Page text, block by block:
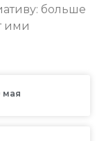
больше
ими
мая